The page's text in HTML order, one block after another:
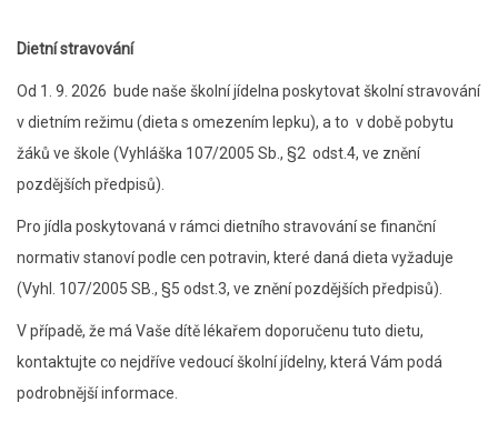
Dietní stravování
Od 1. 9. 2026 bude naše školní jídelna poskytovat školní stravování
v dietním režimu (dieta s omezením lepku), a to v době pobytu
žáků ve škole (Vyhláška 107/2005 Sb., §2 odst.4, ve znění
pozdějších předpisů).
Pro jídla poskytovaná v rámci dietního stravování se finanční
normativ stanoví podle cen potravin, které daná dieta vyžaduje
(Vyhl. 107/2005 SB., §5 odst.3, ve znění pozdějších předpisů).
V případě, že má Vaše dítě lékařem doporučenu tuto dietu,
kontaktujte co nejdříve vedoucí školní jídelny, která Vám podá
podrobnější informace.